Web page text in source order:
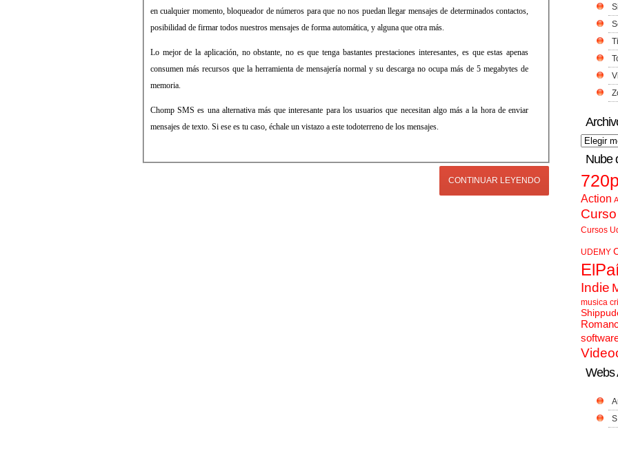
en cualquier momento, bloqueador de números para que no nos puedan llegar mensajes de determinados contactos,
posibilidad de firmar todos nuestros mensajes de forma automática, y alguna que otra más.
Lo mejor de la aplicación, no obstante, no es que tenga bastantes prestaciones interesantes, es que estas apenas
consumen más recursos que la herramienta de mensajería normal y su descarga no ocupa más de 5 megabytes de
memoria.
Chomp SMS es una alternativa más que interesante para los usuarios que necesitan algo más a la hora de enviar
mensajes de texto. Si ese es tu caso, échale un vistazo a este todoterreno de los mensajes.
CONTINUAR LEYENDO
Nube
Action
Cursos
UDEMY
Indie
musica
Webs